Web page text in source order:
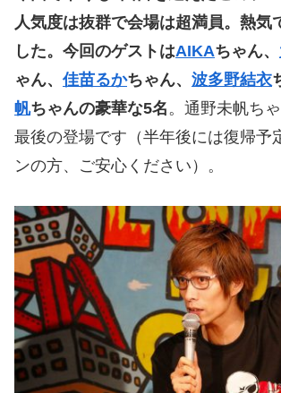
人気度は抜群で会場は超満員。熱気
した。今回のゲストはAIKAちゃん、
ゃん、 佳苗るかちゃん、 波多野結衣
帆ちゃんの豪華な5名 。通野未帆ち
最後の登場です（半年後には復帰予
ンの方、ご安心ください）。